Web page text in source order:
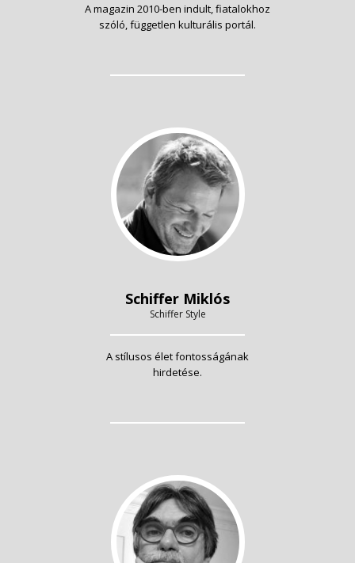
A magazin 2010-ben indult, fiatalokhoz
szóló, független kulturális portál.
Schiffer Miklós
Schiffer Style
A stílusos élet fontosságának
hirdetése.